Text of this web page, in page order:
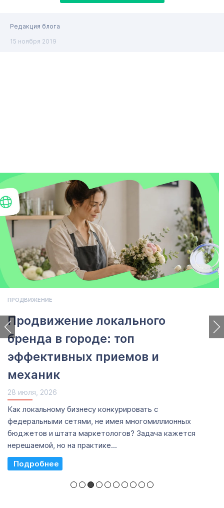
Редакция блога
15 ноября 2019
ПРОДВИЖЕНИЕ
Продвижение локального
бренда в городе: топ
эффективных приемов и
механик
28 июля, 2026
Как локальному бизнесу конкурировать с
федеральными сетями, не имея многомиллионных
бюджетов и штата маркетологов? Задача кажется
нерешаемой, но на практике...
Read More